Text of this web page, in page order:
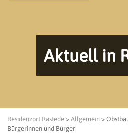
Aktuell in
Residenzort Rastede > Allgemein >
Bürgerinnen und Bürger